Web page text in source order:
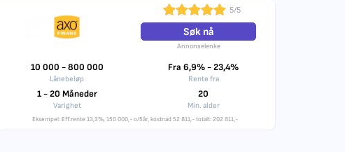
5/5
Søk nå
Annonselenke
10 000 - 800 000
Lånebeløp
Fra 6,9% - 23,4%
Rente fra
1 - 20 Måneder
Varighet
20
Min. alder
Eksempel: Eff.rente 13,3%, 150 000,- o/5år, kostnad 52 811,- totalt: 202 811,-